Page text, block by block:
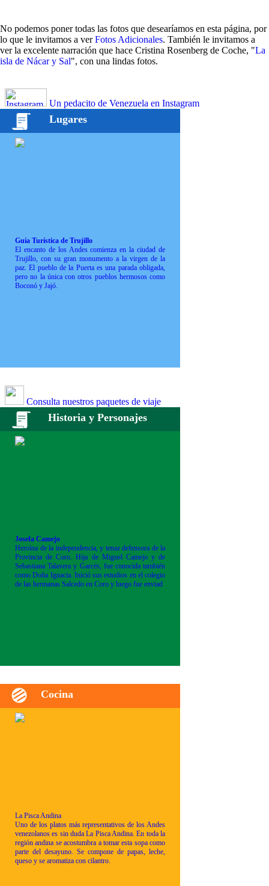
No podemos poner todas las fotos que desearíamos en esta página, por
lo que le invitamos a verFotos Adicionales. También le invitamos a
ver la excelente narración que hace Cristina Rosenberg de Coche, "La
isla de Nácar y Sal", con una lindas fotos.
Un pedacito de Venezuela en Instagram
Lugares
Guía Turística de Trujillo
El encanto de los Andes comienza en la ciudad de
Trujillo, con su gran monumento a la virgen de la
paz. El pueblo de la Puerta es una parada obligada,
pero no la única con otros pueblos hermosos como
Boconó y Jajó.
Consulta nuestros paquetes de viaje
Historia y Personajes
Josefa Camejo
Heroína de la independencia, y tenaz defensora de la
Provincia de Coro. Hija de Miguel Camejo y de
Sebastiana Talavera y Garcés, fue conocida también
como Doña Ignacia. Inició sus estudios en el colegio
de las hermanas Salcedo en Coro y luego fue enviad
Cocina
La Pisca Andina
Uno de los platos más representativos de los Andes
venezolanos es sin duda La Pisca Andina. En toda la
región andina se acostumbra a tomar esta sopa como
parte del desayuno. Se compone de papas, leche,
queso y se aromatiza con cilantro.